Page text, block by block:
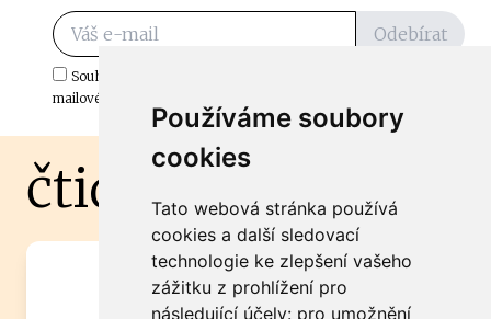
Používáme soubory
cookies
Tato webová stránka používá
cookies a další sledovací
technologie ke zlepšení vašeho
zážitku z prohlížení pro
následující účely: pro umožnění
Odebírat
Souhlasím s odběrem důležitých zpráv ze ČtiDoma.cz do mé e-
mailové schránky.
čtidoma.cz
Máte zajímavou informaci? Chcete
spolupracovat?